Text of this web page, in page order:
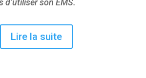
d’utiliser son EMS.
Lire la suite